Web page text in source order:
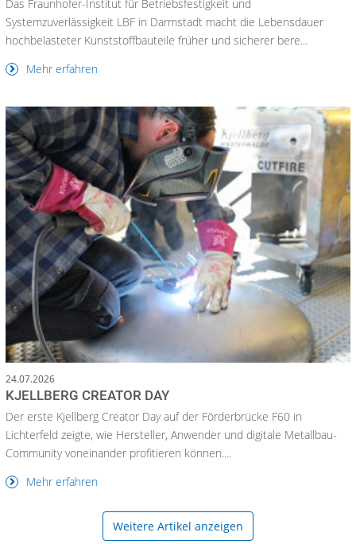
Das Fraunhofer-Institut für Betriebsfestigkeit und
Systemzuverlässigkeit LBF in Darmstadt macht die Lebensdauer
hochbelasteter Kunststoffbauteile früher und sicherer bere...
Mehr erfahren
24.07.2026
KJELLBERG CREATOR DAY
Der erste Kjellberg Creator Day auf der Förderbrücke F60 in
Lichterfeld zeigte, wie Hersteller, Anwender und digitale Metallbau-
Community voneinander profitieren können....
Mehr erfahren
Weitere Artikel anzeigen